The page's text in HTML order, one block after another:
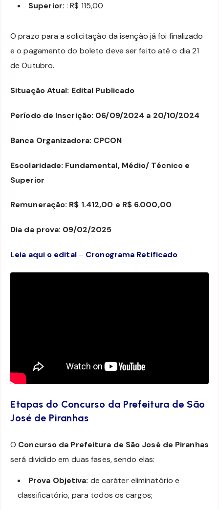
Superior: : R$ 115,00
O prazo para a solicitação da isenção já foi finalizado
e o pagamento do boleto deve ser feito até o dia 21
de Outubro.
Situação Atual: Edital Publicado
Período de Inscrição: 06/09/2024 a 20/10/2024
Banca Organizadora: CPCON
Escolaridade: Fundamental, Médio/ Técnico e
Superior
Remuneração: R$ 1.412,00 e R$ 6.000,00
Dia da prova: 09/02/2025
Leia aqui o edital– Cronograma Retificado
Etapas do Concurso da Prefeitura de São
José de Piranhas
O Concurso da Prefeitura de São José de Piranhas
será dividido em duas fases, sendo elas:
Prova Objetiva: de caráter eliminatório e
classificatório, para todos os cargos;